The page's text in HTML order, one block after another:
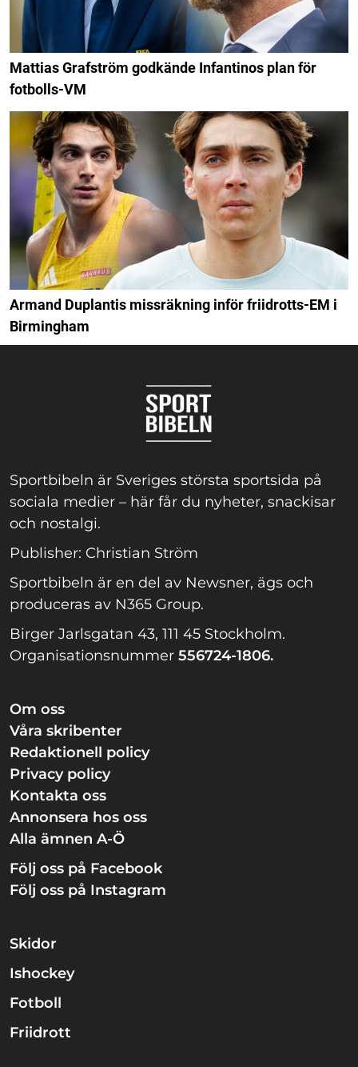
Mattias Grafström godkände Infantinos plan för
fotbolls-VM
Armand Duplantis missräkning inför friidrotts-EM i
Birmingham
Sportbibeln är Sveriges största sportsida på
sociala medier – här får du nyheter, snackisar
och nostalgi.
Publisher: Christian Ström
Sportbibeln är en del av Newsner, ägs och
produceras av N365 Group.
Birger Jarlsgatan 43, 111 45 Stockholm.
Organisationsnummer 556724-1806.
Om oss
Våra skribenter
Redaktionell policy
Privacy policy
Kontakta oss
Annonsera hos oss
Alla ämnen A-Ö
Följ oss på Facebook
Följ oss på Instagram
Skidor
Ishockey
Fotboll
Friidrott